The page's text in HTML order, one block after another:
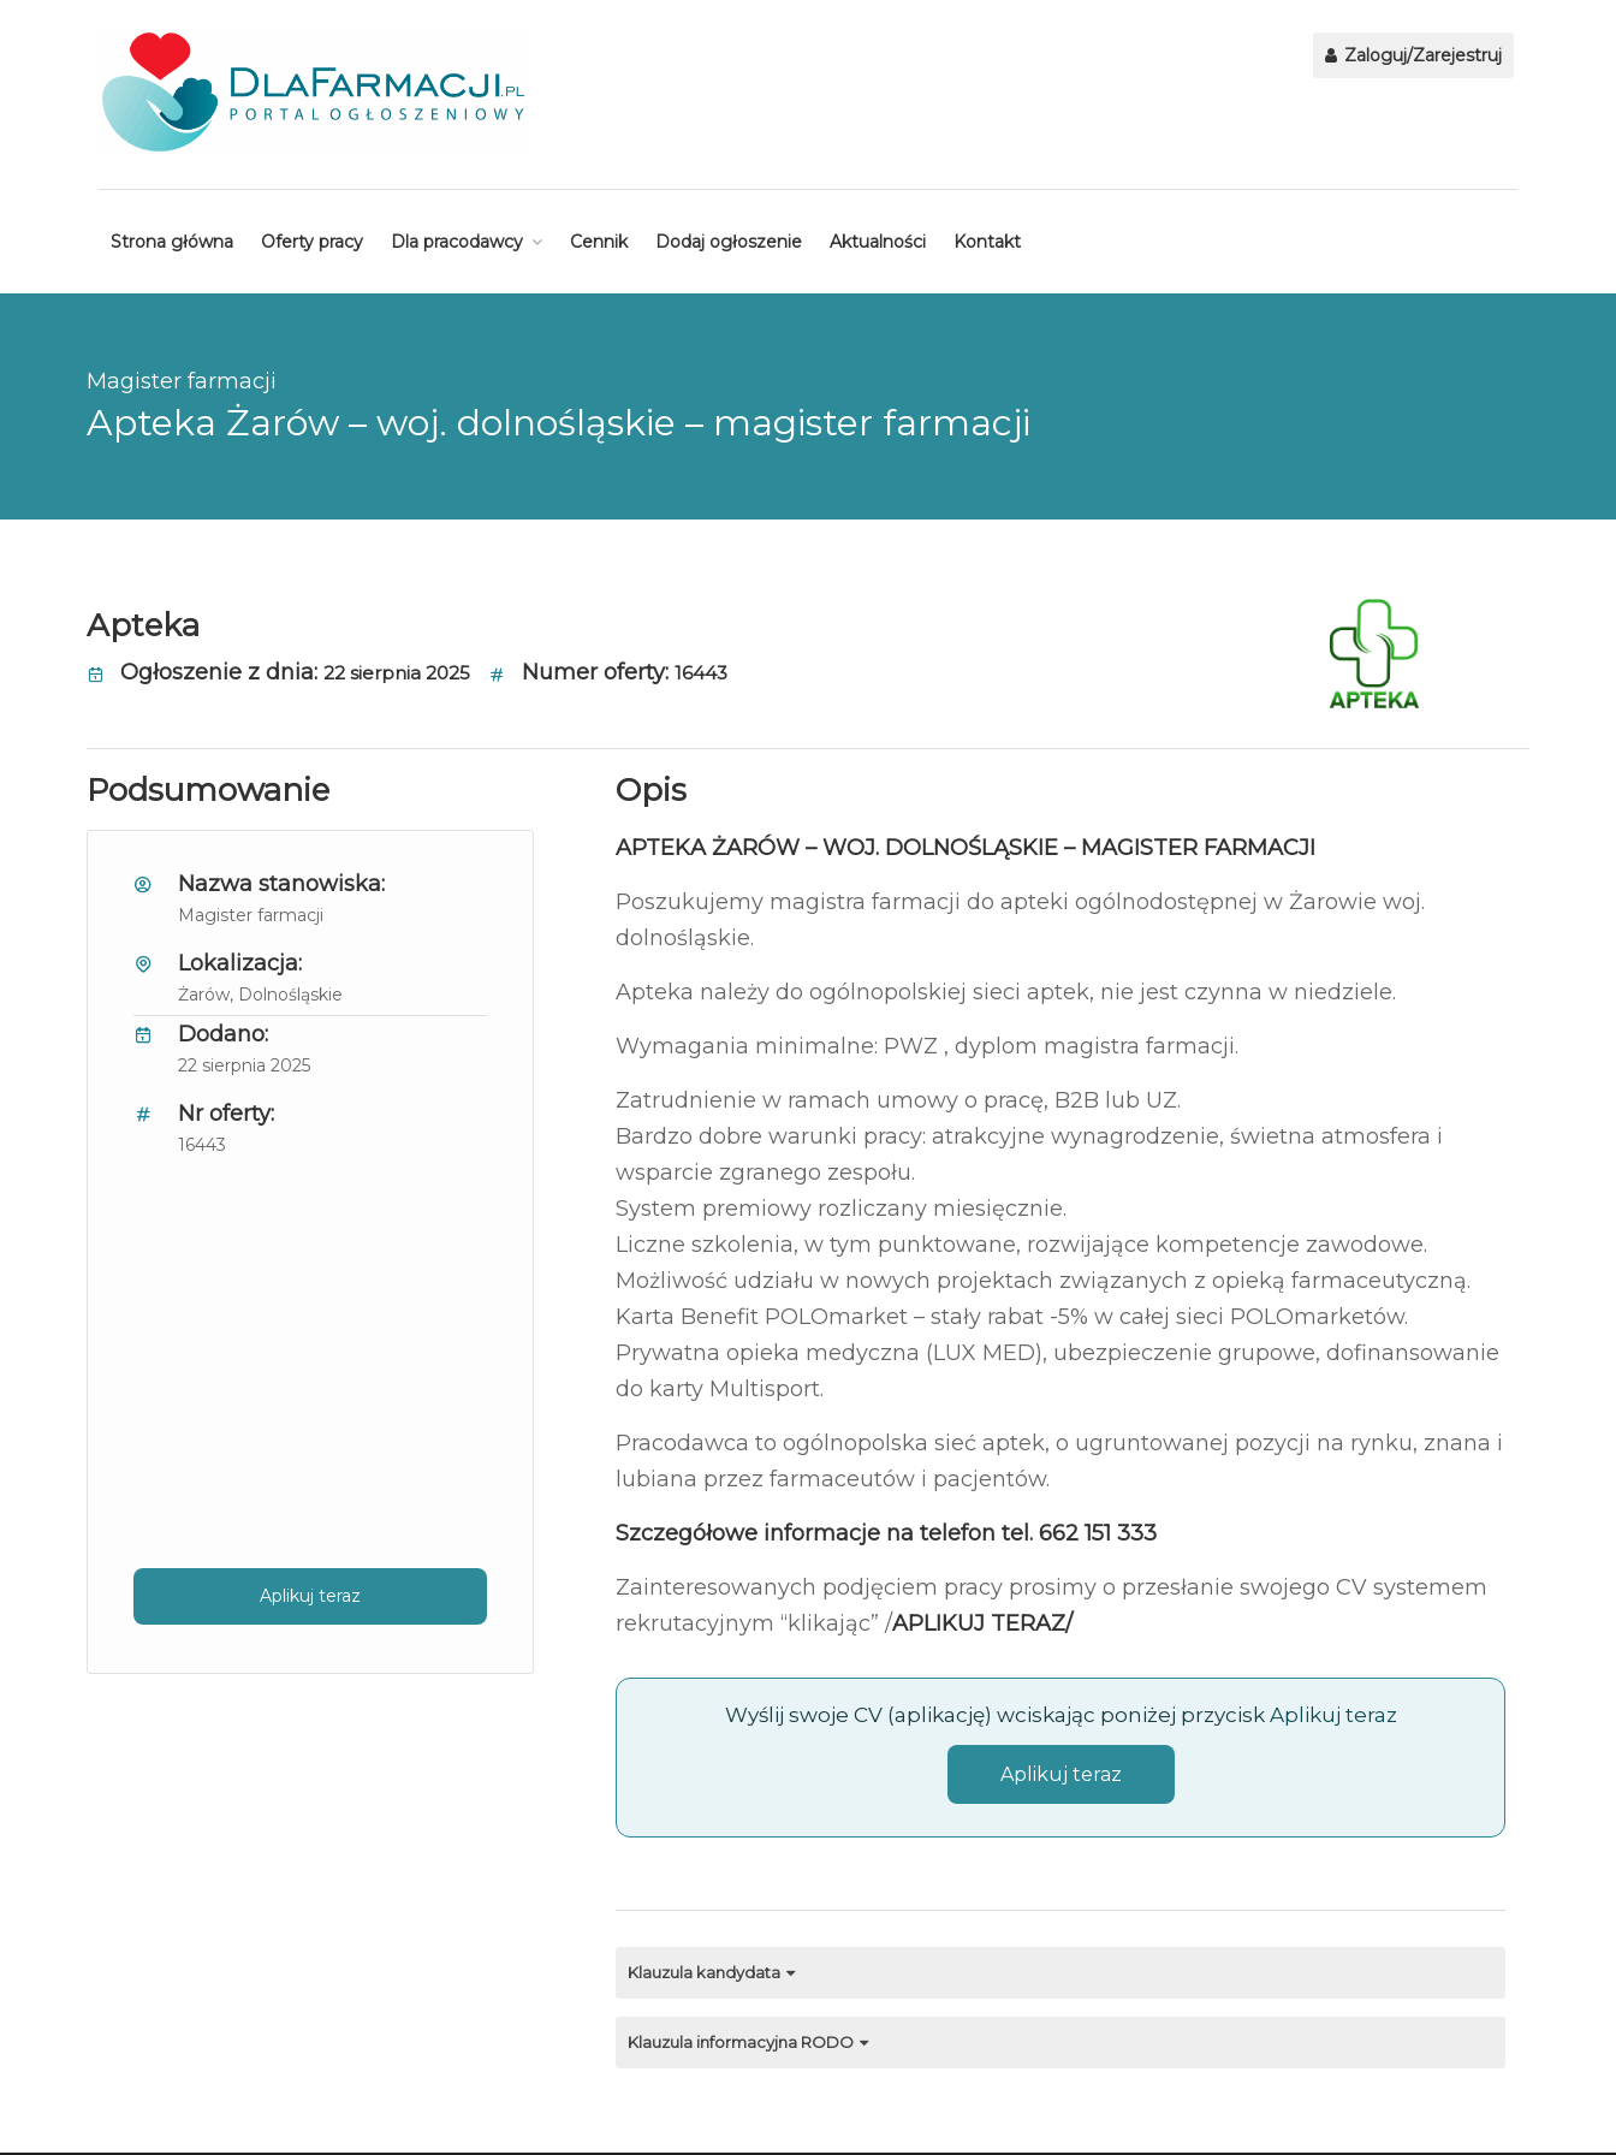
Strona główna Oferty pracy Dla pracodawcy Cennik Dodaj ogłoszenie Aktualności Kontakt
Zaloguj/Zarejestruj
Magister farmacji
Apteka Żarów – woj. dolnośląskie – magister farmacji
Apteka
Ogłoszenie z dnia: 22 sierpnia 2025 Numer oferty: 16443
Podsumowanie
Nazwa stanowiska:
Magister farmacji
Lokalizacja:
Żarów, Dolnośląskie
Dodano:
22 sierpnia 2025
Nr oferty:
16443
Aplikuj teraz
Opis
APTEKA ŻARÓW – WOJ. DOLNOŚLĄSKIE – MAGISTER FARMACJI
Poszukujemy magistra farmacji do apteki ogólnodostępnej w Żarowie woj.
dolnośląskie.
Apteka należy do ogólnopolskiej sieci aptek, nie jest czynna w niedziele.
Wymagania minimalne: PWZ , dyplom magistra farmacji.
Zatrudnienie w ramach umowy o pracę, B2B lub UZ.
Bardzo dobre warunki pracy: atrakcyjne wynagrodzenie, świetna atmosfera i
wsparcie zgranego zespołu.
System premiowy rozliczany miesięcznie.
Liczne szkolenia, w tym punktowane, rozwijające kompetencje zawodowe.
Możliwość udziału w nowych projektach związanych z opieką farmaceutyczną.
Karta Benefit POLOmarket – stały rabat -5% w całej sieci POLOmarketów.
Prywatna opieka medyczna (LUX MED), ubezpieczenie grupowe, dofinansowanie
do karty Multisport.
Pracodawca to ogólnopolska sieć aptek, o ugruntowanej pozycji na rynku, znana i
lubiana przez farmaceutów i pacjentów.
Szczegółowe informacje na telefon tel. 662 151 333
Zainteresowanych podjęciem pracy prosimy o przesłanie swojego CV systemem
rekrutacyjnym “klikając” /APLIKUJ TERAZ/
Wyślij swoje CV (aplikację) wciskając poniżej przycisk Aplikuj teraz
Aplikuj teraz
Klauzula kandydata
Klauzula informacyjna RODO